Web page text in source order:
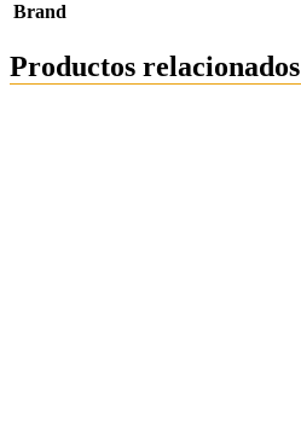
Brand
Productos relacionados